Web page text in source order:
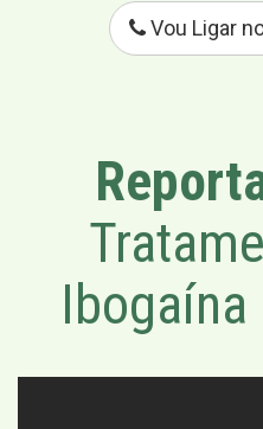
Vou Ligar
Ibogaína